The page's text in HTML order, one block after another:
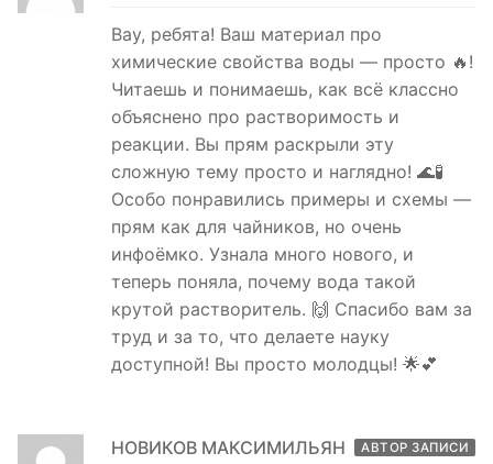
Вау, ребята! Ваш материал про
химические свойства воды — просто 🔥!
Читаешь и понимаешь, как всё классно
объяснено про растворимость и
реакции. Вы прям раскрыли эту
сложную тему просто и наглядно! 🌊🧪
Особо понравились примеры и схемы —
прям как для чайников, но очень
инфоёмко. Узнала много нового, и
теперь поняла, почему вода такой
крутой растворитель. 🙌 Спасибо вам за
труд и за то, что делаете науку
доступной! Вы просто молодцы! 🌟💕
НОВИКОВ МАКСИМИЛЬЯН АВТОР ЗАПИСИ